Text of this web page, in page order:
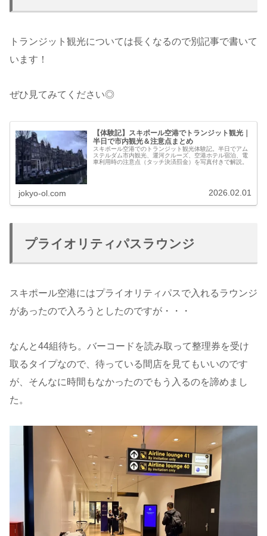
トランジット観光については長くなるので別記事で書いて
います！
ぜひ見てみてください◎
【体験記】スキポール空港でトランジット観光｜
半日で市内観光＆注意点まとめ
スキポール空港でのトランジット観光体験記。半日でアム
ステルダム市内観光、運河クルーズ、空港ホテル宿泊、電
車利用時の注意点（タッチ決済罰金）を写真付きで解説。
jokyo-ol.com 2026.02.01
プライオリティパスラウンジ
スキポール空港にはプライオリティパスで入れるラウンジ
があったので入ろうとしたのですが・・・
なんと44組待ち。バーコードを読み取って整理券を受け
取るタイプなので、待っている間店を見てもいいのです
が、そんなに時間もなかったのでもう入るのを諦めまし
た。